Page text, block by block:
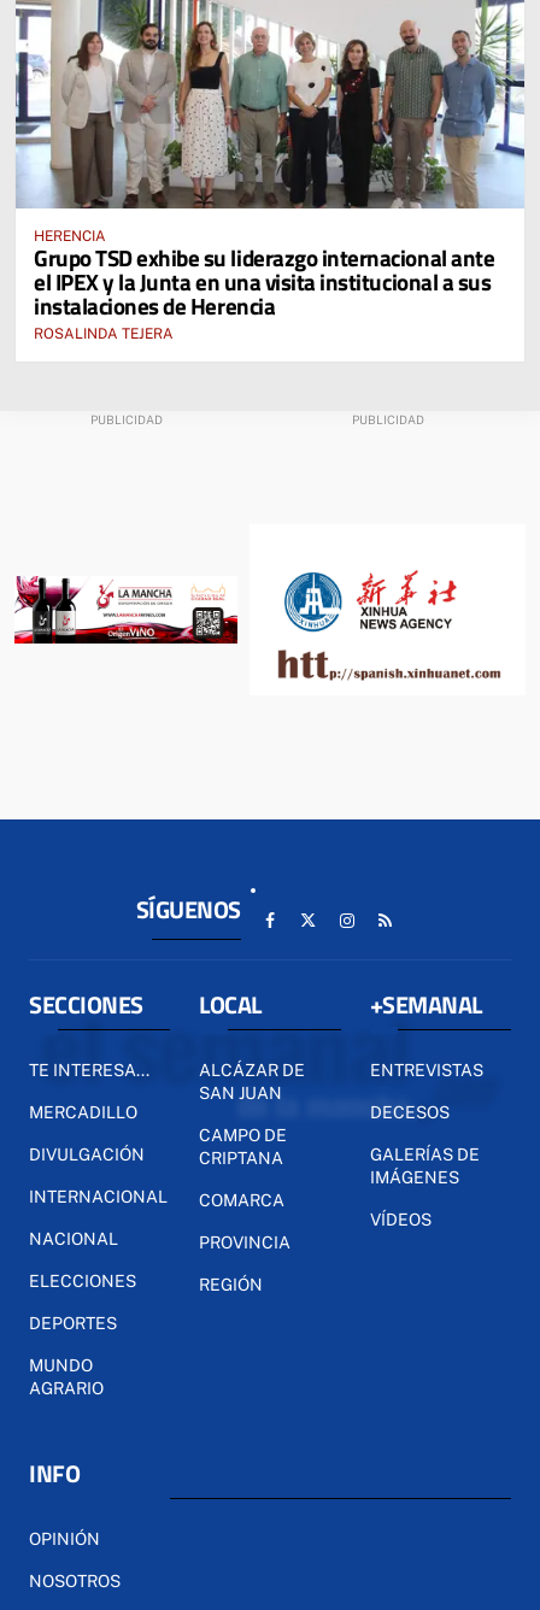
HERENCIA
Grupo TSD exhibe su liderazgo internacional ante
el IPEX y la Junta en una visita institucional a sus
instalaciones de Herencia
ROSALINDA TEJERA
SÍGUENOS
SECCIONES
TE INTERESA...
MERCADILLO
DIVULGACIÓN
INTERNACIONAL
NACIONAL
ELECCIONES
DEPORTES
MUNDO
AGRARIO
LOCAL
ALCÁZAR DE
SAN JUAN
CAMPO DE
CRIPTANA
COMARCA
PROVINCIA
REGIÓN
+SEMANAL
ENTREVISTAS
DECESOS
GALERÍAS DE
IMÁGENES
VÍDEOS
INFO
OPINIÓN
NOSOTROS